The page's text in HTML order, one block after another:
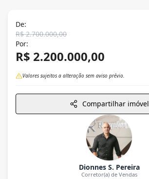
De:
R$ 2.700.000,00
Por:
R$ 2.200.000,00
Valores sujeitos a alteração sem aviso prévio.
Compartilhar imóvel
Dionnes S. Pereira
Corretor(a) de Vendas